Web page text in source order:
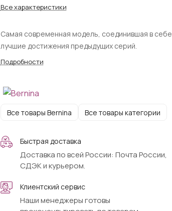
Все характеристики
Самая современная модель, соединившая в себе
лучшие достижения предыдущих серий.
Подробности
Все товары Bernina Все товары категории
Быстрая доставка
Доставка по всей России: Почта России,
СДЭК и курьером.
Клиентский сервис
Наши менеджеры готовы